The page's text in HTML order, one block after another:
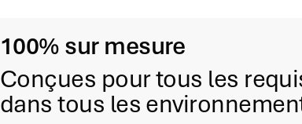
100% sur mesure
Conçues pour tous les
dans tous les